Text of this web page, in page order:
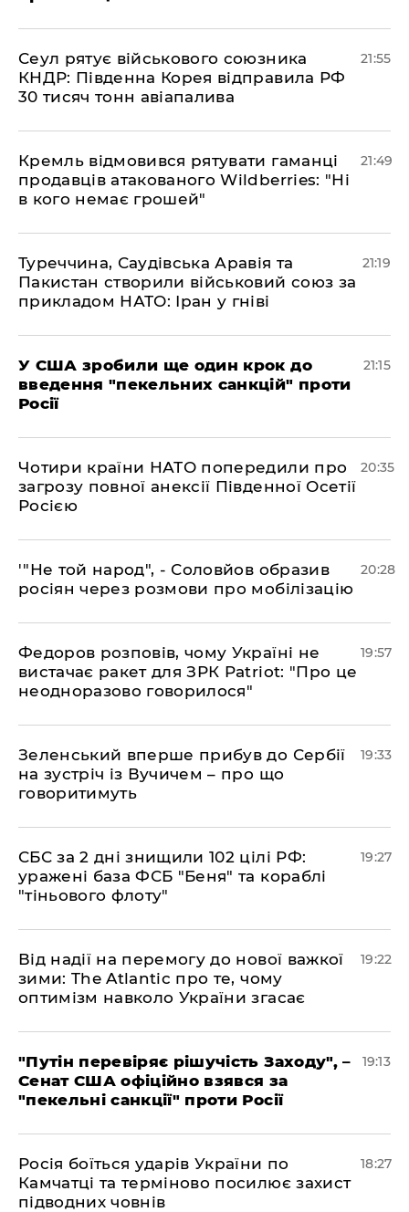
​Сеул рятує військового союзника
КНДР: Південна Корея відправила РФ
30 тисяч тонн авіапалива
21:55
​Кремль відмовився рятувати гаманці
продавців атакованого Wildberries: "Ні
в кого немає грошей"
21:49
​Туреччина, Саудівська Аравія та
Пакистан створили військовий союз за
прикладом НАТО: Іран у гніві
21:19
​У США зробили ще один крок до
введення "пекельних санкцій" проти
Росії
21:15
​Чотири країни НАТО попередили про
загрозу повної анексії Південної Осетії
Росією
20:35
​'"Не той народ", - Соловйов образив
росіян через розмови про мобілізацію
20:28
​Федоров розповів, чому Україні не
вистачає ракет для ЗРК Patriot: "Про це
неодноразово говорилося"
19:57
​Зеленський вперше прибув до Сербії
на зустріч із Вучичем – про що
говоритимуть
19:33
​СБС за 2 дні знищили 102 цілі РФ:
уражені база ФСБ "Беня" та кораблі
"тіньового флоту"
19:27
​Від надії на перемогу до нової важкої
зими: The Atlantic про те, чому
оптимізм навколо України згасає
19:22
​"Путін перевіряє рішучість Заходу", –
Сенат США офіційно взявся за
"пекельні санкції" проти Росії
19:13
​Росія боїться ударів України по
Камчатці та терміново посилює захист
підводних човнів
18:27